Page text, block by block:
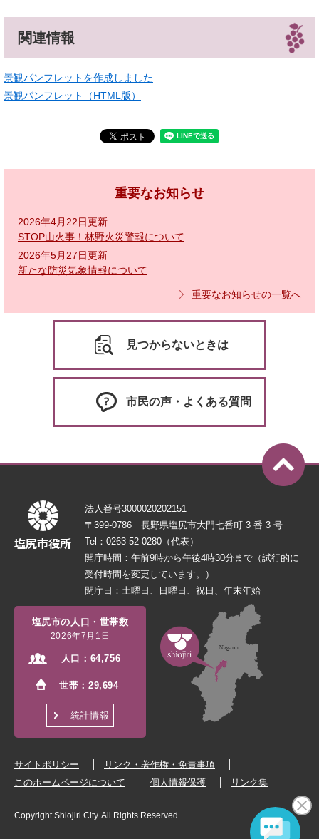
関連情報
景観パンフレットを作成しました
景観パンフレット（HTML版）
重要なお知らせ
2026年4月22日更新
STOP山火事！林野火災警報について
2026年5月27日更新
新たな防災気象情報について
重要なお知らせの一覧へ
見つからないときは
市民の声・よくある質問
法人番号3000020202151
〒399-0786 長野県塩尻市大門七番町 3 番 3 号
Tel：0263-52-0280（代表）
開庁時間：午前9時から午後4時30分まで（試行的に
受付時間を変更しています。）
閉庁日：土曜日、日曜日、祝日、年末年始
塩尻市の人口・世帯数
2026年7月1日
人口： 64,756
世帯：29,694
統計情報
サイトポリシー
リンク・著作権・免責事項
このホームページについて
個人情報保護 リンク集
Copyright Shiojiri City. All Rights Reserved.